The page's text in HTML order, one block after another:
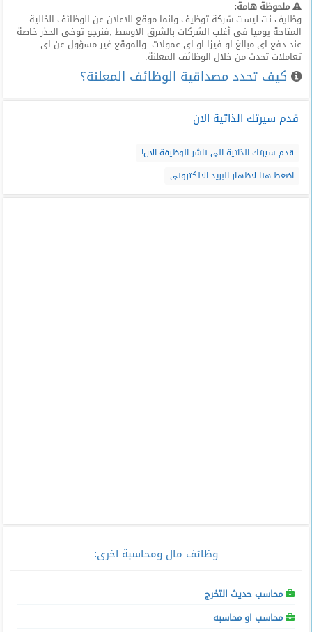
ملحوظة هامة:
وظايف نت ليست شركة توظيف وانما موقع للاعلان عن الوظائف الخالية
المتاحة يوميا فى أغلب الشركات بالشرق الاوسط ,فنرجو توخى الحذر خاصة
عند دفع اى مبالغ او فيزا او اى عمولات. والموقع غير مسؤول عن اى
تعاملات تحدث من خلال الوظائف المعلنة.
كيف تحدد مصداقية الوظائف المعلنة؟
قدم سيرتك الذاتية الان
قدم سيرتك الذاتية الى ناشر الوظيفة الان!
اضغط هنا لاظهار البريد الالكترونى
وظائف مال ومحاسبة اخرى:
محاسب حديث التخرج
محاسب او محاسبه